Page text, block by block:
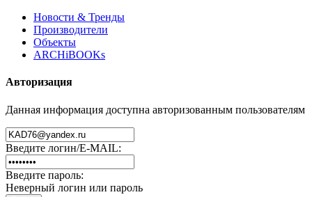
Новости & Тренды
Производители
Объекты
ARCHiBOOKs
Авторизация
Данная информация доступна авторизованным пользователям
Введите логин/E-MAIL:
Введите пароль:
Неверный логин или пароль